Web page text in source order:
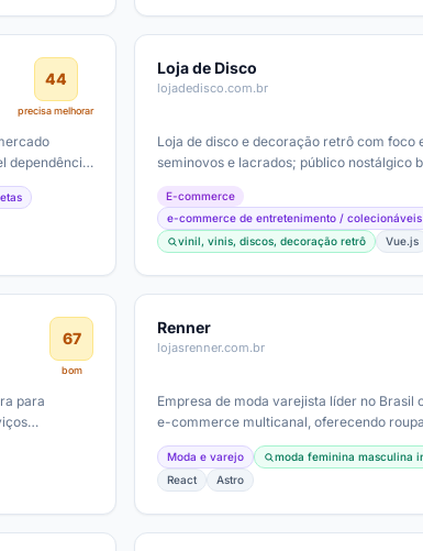
44
precisa melhorar
dependência
Loja de Disco
lojadedisco.com.br
Loja de disco e decoração retrô com foco
seminovos e lacrados; público nostálgico
E-commerce
e-commerce de entretenimento /
vinil, vinis, discos, decoração retrô
Vue.js
67
bom
para
Renner
lojasrenner.com.br
Empresa de moda varejista líder no Brasil
e-commerce multicanal, oferecendo
acessórios e perfumes; ticket…
Moda e varejo
moda feminina masculina
React
Astro